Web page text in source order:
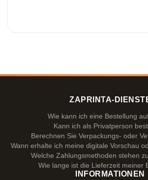
ZAPRINTA-
Wie kann ich eine Bestellung
Kann ich als Privatperson
Berechnen Sie Verpackungs- oder
Wann erhalte ich meine digitale Vorschau
Welche Zahlungsmethoden stehen
Wie lange ist die Lieferzeit meiner
INFORMATIONEN